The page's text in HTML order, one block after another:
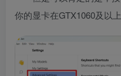
你的显卡在GTX1060及以